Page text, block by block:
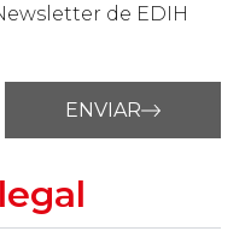
de EDIH
ENVIAR